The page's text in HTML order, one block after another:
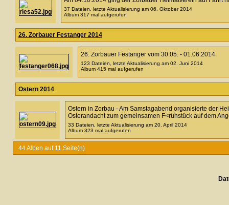
37 Dateien, letzte Aktualisierung am 06. Oktober 2014
Album 317 mal aufgerufen
26. Zorbauer Festanger 2014
26. Zorbauer Festanger vom 30.05. - 01.06.2014.
123 Dateien, letzte Aktualisierung am 02. Juni 2014
Album 415 mal aufgerufen
Ostern 2014
Ostern in Zorbau - Am Samstagabend organisierte der
Osterandacht zum gemeinsamen F<rühstück auf dem
33 Dateien, letzte Aktualisierung am 20. April 2014
Album 323 mal aufgerufen
44 Alben auf 11 Seite(n)